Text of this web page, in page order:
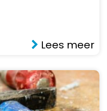
Lees meer